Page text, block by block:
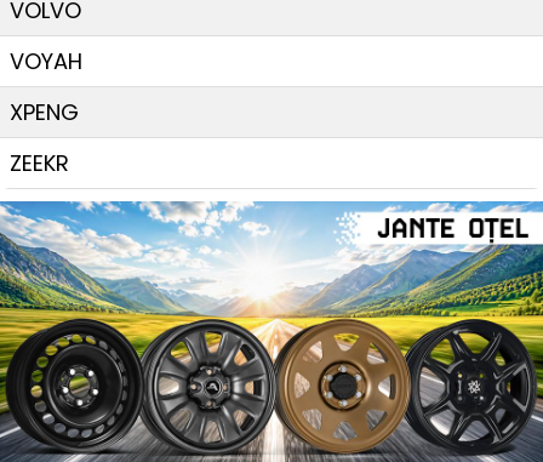
VOLVO
VOYAH
XPENG
ZEEKR